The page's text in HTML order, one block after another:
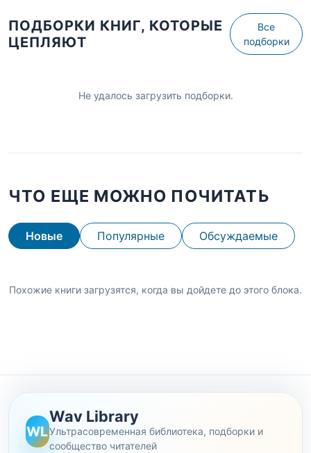
ПОДБОРКИ КНИГ, КОТОРЫЕ
ЦЕПЛЯЮТ
Все
подборки
Не удалось загрузить подборки.
ЧТО ЕЩЕ МОЖНО ПОЧИТАТЬ
Новые Популярные Обсуждаемые
Похожие книги загрузятся, когда вы дойдете до этого блока.
WL
Wav Library
Ультрасовременная библиотека, подборки и
сообщество читателей